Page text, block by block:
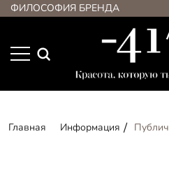
ФИЛОСОФИЯ БРЕНДА
Главная Информация